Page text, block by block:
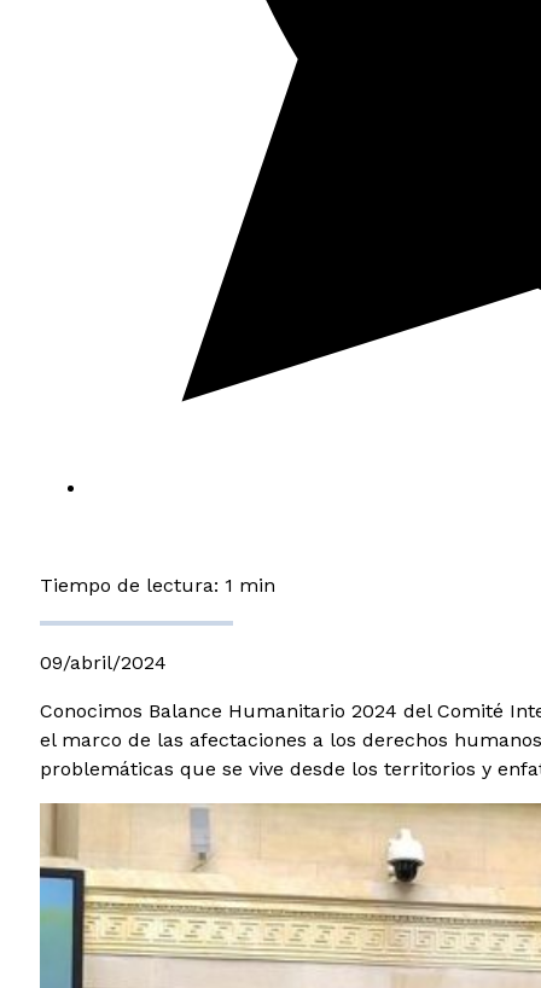
Tiempo de lectura: 1 min
09/abril/2024
Conocimos Balance Humanitario 2024 del Comité
el marco de las afectaciones a los derechos
problemáticas que se vive desde los territorios y